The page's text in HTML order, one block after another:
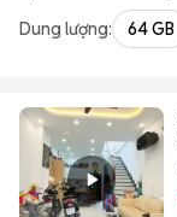
Dung lượng: 64 GB